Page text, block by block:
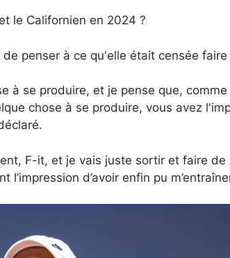
le Californien en 2024 ?
penser à ce qu'elle était censée
à se produire, et je pense que,
chose à se produire, vous avez
F-it, et je vais juste sortir et faire de
l’impression d’avoir enfin pu